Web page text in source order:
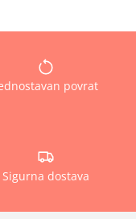
povrat
Sigurna dostava